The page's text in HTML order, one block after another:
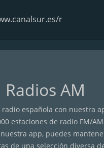
r
Radios AM
española con nuestra
estaciones de radio FM/
app, puedes
de una selección diversa